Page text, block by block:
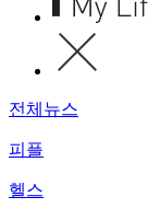
전체뉴스
피플
헬스